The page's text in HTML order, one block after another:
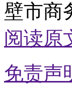
壁市商
阅读原
免责声